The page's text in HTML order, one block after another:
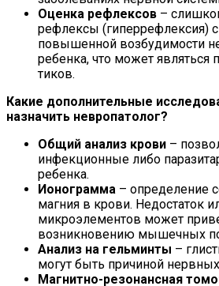
Оценка рефлексов –
рефлексы (гиперрефлексия)
повышенной возбудимости
ребенка, что может являться
тиков.
Какие дополнительные
назначить невропатолог?
Общий анализ крови –
инфекционные либо
ребенка.
Ионограмма – определение
магния в крови. Недостаток
микроэлементов может
возникновению мышечных
Анализ на гельминты –
могут быть причиной
Магнитно-резонансная